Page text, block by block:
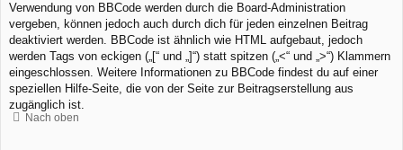
Verwendung von BBCode werden durch die Board-Administration
vergeben, können jedoch auch durch dich für jeden einzelnen Beitrag
deaktiviert werden. BBCode ist ähnlich wie HTML aufgebaut, jedoch
werden Tags von eckigen („[“ und „]“) statt spitzen („<“ und „>“) Klammern
eingeschlossen. Weitere Informationen zu BBCode findest du auf einer
speziellen Hilfe-Seite, die von der Seite zur Beitragserstellung aus
zugänglich ist.
Nach oben